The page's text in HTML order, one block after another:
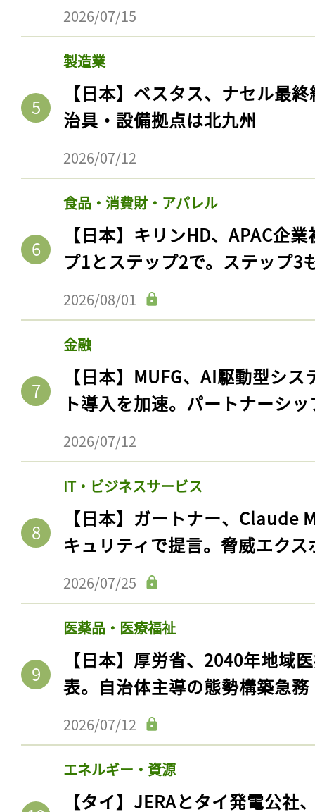
2026/07/15
製造業
【日本】ベスタス、ナセル最
治具・設備拠点は北九州
2026/07/12
食品・消費財・アパレル
【日本】キリンHD、APAC企
プ1とステップ2で。ステップ3
2026/08/01
金融
【日本】MUFG、AI駆動型シ
ト導入を加速。パートナーシ
2026/07/12
IT・ビジネスサービス
【日本】ガートナー、Claude
キュリティで提言。脅威エク
2026/07/25
医薬品・医療福祉
【日本】厚労省、2040年地域
表。自治体主導の態勢構築急務
2026/07/12
エネルギー・資源
【タイ】JERAとタイ発電公社